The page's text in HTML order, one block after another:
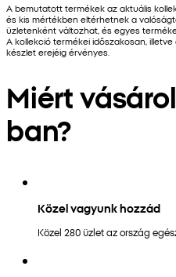
A bemutatott termékek az aktuális
és kis mértékben eltérhetnek a
üzletenként változhat, és egyes
A kollekció termékei időszakosan,
készlet erejéig érvényes.
Miért
ban?
Közel vagyunk hozzád
Közel 280 üzlet az ország